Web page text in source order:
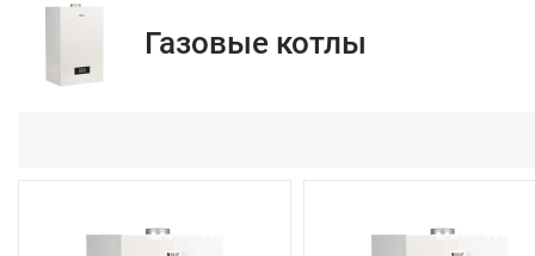
Газовые котлы